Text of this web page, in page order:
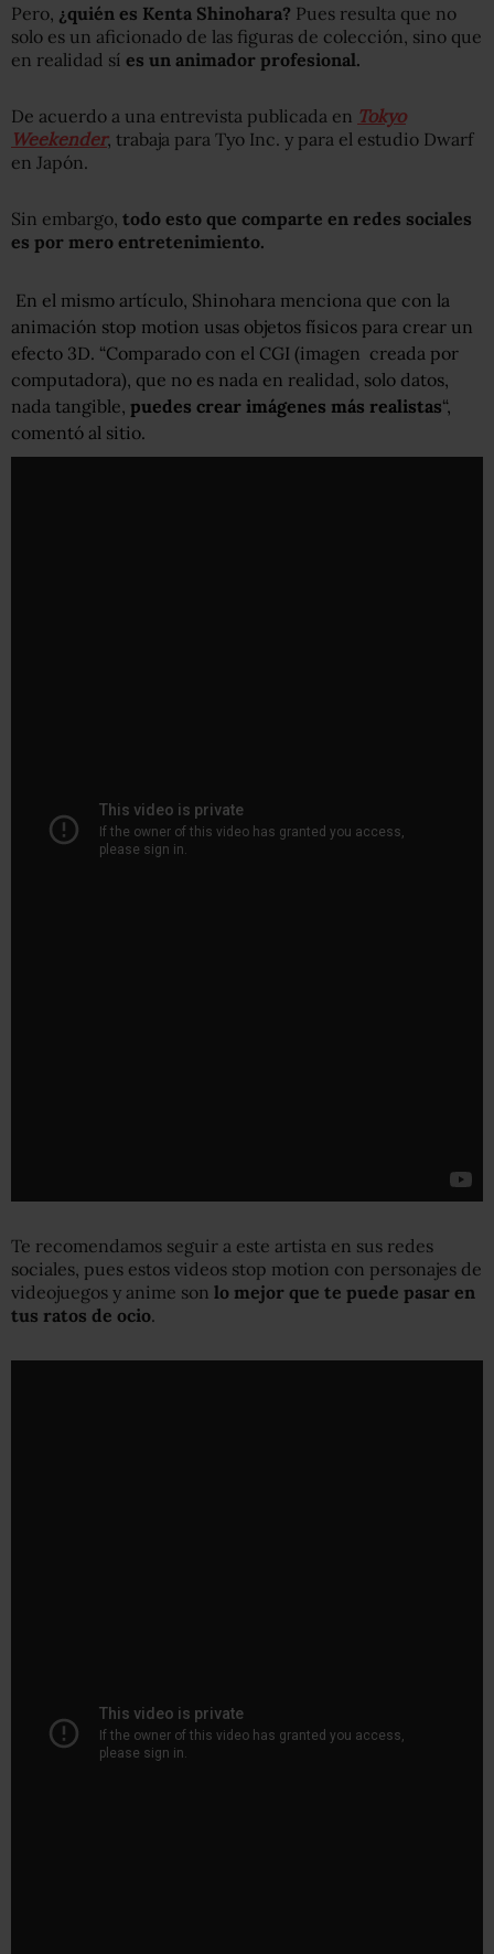
Pero, ¿quién es Kenta Shinohara? Pues resulta que no
solo es un aficionado de las figuras de colección, sino que
en realidad sí es un animador profesional.
De acuerdo a una entrevista publicada en Tokyo
Weekender, trabaja para Tyo Inc. y para el estudio Dwarf
en Japón.
Sin embargo, todo esto que comparte en redes sociales
es por mero entretenimiento.
En el mismo artículo, Shinohara menciona que con la
animación stop motion usas objetos físicos para crear un
efecto 3D. “Comparado con el CGI (imagen creada por
computadora), que no es nada en realidad, solo datos,
nada tangible, puedes crear imágenes más realistas“,
comentó al sitio.
Te recomendamos seguir a este artista en sus redes
sociales, pues estos videos stop motion con personajes de
videojuegos y anime son lo mejor que te puede pasar en
tus ratos de ocio.